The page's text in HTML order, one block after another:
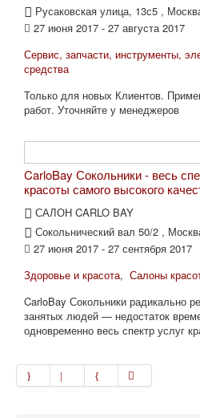
Русаковская улица, 13с5 ,
27 июня 2017 - 27 августа 2017
Сервис, запчасти, инструменты,
средства
Только для новых Клиентов.
работ. Уточняйте у менеджеров
CarloBay Сокольники - весь
красоты самого высокого
САЛОН CARLO BAY
Сокольнический вал 50/2 ,
27 июня 2017 - 27 сентября 2017
Здоровье и красота, Салоны
CarloBay Сокольники радикально
занятых людей — недостаток
одновременно весь спектр услуг